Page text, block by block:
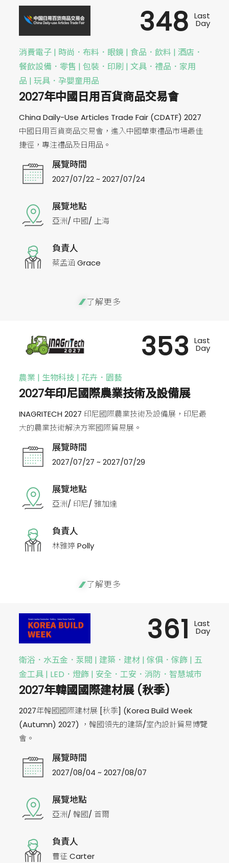
消費電子 | 時尚．布料．眼鏡 | 食品．飲料 | 酒店．
餐飲設備．零售 | 包裝．印刷 | 文具．禮品．家用
品 | 玩具．孕嬰童用品
2027年中國日用百貨商品交易會
China Daily-Use Articles Trade Fair (CDATF) 2027
中國日用百貨商品交易會，進入中國華東禮品市場最佳
捷徑，專注禮品及日用品。
展覽時間
2027/07/22 ~ 2027/07/24
展覽地點
亞洲/ 中國/ 上海
負責人
蔡孟涵 Grace
348 Last
Day
了解更多
農業 | 生物科技 | 花卉．園藝
2027年印尼國際農業技術及設備展
INAGRITECH 2027 印尼國際農業技術及設備展，印尼最
大的農業技術解決方案國際貿易展。
展覽時間
2027/07/27 ~ 2027/07/29
展覽地點
亞洲/ 印尼/ 雅加達
負責人
林雅婷 Polly
353 Last
Day
了解更多
衛浴．水五金．泵閥 | 建築．建材 | 傢俱．傢飾 | 五
金工具 | LED．燈飾 | 安全．工安．消防．智慧城市
2027年韓國國際建材展 (秋季)
2027年韓國國際建材展 [秋季] (Korea Build Week
(Autumn) 2027) ，韓國領先的建築/室內設計貿易博覽
會。
展覽時間
2027/08/04 ~ 2027/08/07
展覽地點
亞洲/ 韓國/ 首爾
負責人
曹征 Carter
361 Last
Day